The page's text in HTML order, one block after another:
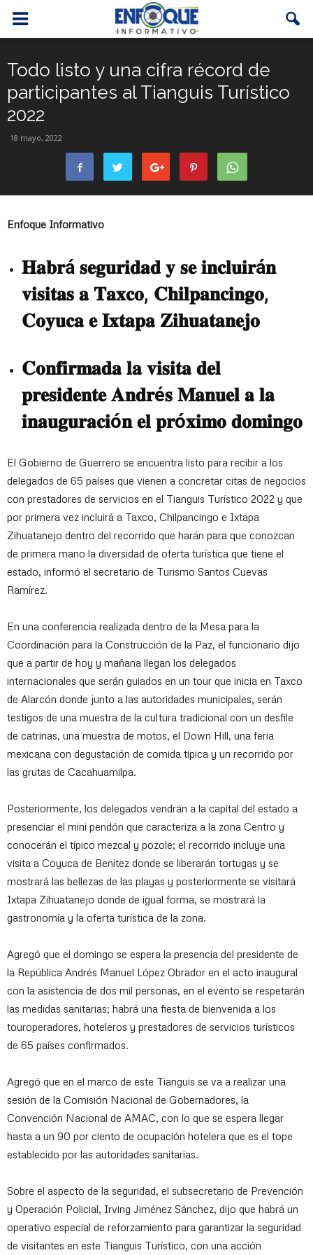
Todo listo y una cifra récord de
participantes al Tianguis Turístico
2022
18 mayo, 2022
Enfoque Informativo
𝐇𝐚𝐛𝐫á 𝐬𝐞𝐠𝐮𝐫𝐢𝐝𝐚𝐝 𝐲 𝐬𝐞 𝐢𝐧𝐜𝐥𝐮𝐢𝐫á𝐧
𝐯𝐢𝐬𝐢𝐭𝐚𝐬 𝐚 𝐓𝐚𝐱𝐜𝐨, 𝐂𝐡𝐢𝐥𝐩𝐚𝐧𝐜𝐢𝐧𝐠𝐨,
𝐂𝐨𝐲𝐮𝐜𝐚 𝐞 𝐈𝐱𝐭𝐚𝐩𝐚 𝐙𝐢𝐡𝐮𝐚𝐭𝐚𝐧𝐞𝐣𝐨
𝐂𝐨𝐧𝐟𝐢𝐫𝐦𝐚𝐝𝐚 𝐥𝐚 𝐯𝐢𝐬𝐢𝐭𝐚 𝐝𝐞𝐥
𝐩𝐫𝐞𝐬𝐢𝐝𝐞𝐧𝐭𝐞 𝐀𝐧𝐝𝐫é𝐬 𝐌𝐚𝐧𝐮𝐞𝐥 𝐚 𝐥𝐚
𝐢𝐧𝐚𝐮𝐠𝐮𝐫𝐚𝐜𝐢ó𝐧 𝐞𝐥 𝐩𝐫ó𝐱𝐢𝐦𝐨 𝐝𝐨𝐦𝐢𝐧𝐠𝐨
El Gobierno de Guerrero se encuentra listo para recibir a los
delegados de 65 países que vienen a concretar citas de negocios
con prestadores de servicios en el Tianguis Turístico 2022 y que
por primera vez incluirá a Taxco, Chilpancingo e Ixtapa
Zihuatanejo dentro del recorrido que harán para que conozcan
de primera mano la diversidad de oferta turística que tiene el
estado, informó el secretario de Turismo Santos Cuevas
Ramírez.
En una conferencia realizada dentro de la Mesa para la
Coordinación para la Construcción de la Paz, el funcionario dijo
que a partir de hoy y mañana llegan los delegados
internacionales que serán guiados en un tour que inicia en Taxco
de Alarcón donde junto a las autoridades municipales, serán
testigos de una muestra de la cultura tradicional con un desfile
de catrinas, una muestra de motos, el Down Hill, una feria
mexicana con degustación de comida típica y un recorrido por
las grutas de Cacahuamilpa.
Posteriormente, los delegados vendrán a la capital del estado a
presenciar el mini pendón que caracteriza a la zona Centro y
conocerán el típico mezcal y pozole; el recorrido incluye una
visita a Coyuca de Benítez donde se liberarán tortugas y se
mostrará las bellezas de las playas y posteriormente se visitará
Ixtapa Zihuatanejo donde de igual forma, se mostrará la
gastronomía y la oferta turística de la zona.
Agregó que el domingo se espera la presencia del presidente de
la República Andrés Manuel López Obrador en el acto inaugural
con la asistencia de dos mil personas, en el evento se respetarán
las medidas sanitarias; habrá una fiesta de bienvenida a los
touroperadores, hoteleros y prestadores de servicios turísticos
de 65 países confirmados.
Agregó que en el marco de este Tianguis se va a realizar una
sesión de la Comisión Nacional de Gobernadores, la
Convención Nacional de AMAC, con lo que se espera llegar
hasta a un 90 por ciento de ocupación hotelera que es el tope
establecido por las autoridades sanitarias.
Sobre el aspecto de la seguridad, el subsecretario de Prevención
y Operación Policial, Irving Jiménez Sánchez, dijo que habrá un
operativo especial de reforzamiento para garantizar la seguridad
de visitantes en este Tianguis Turístico, con una acción